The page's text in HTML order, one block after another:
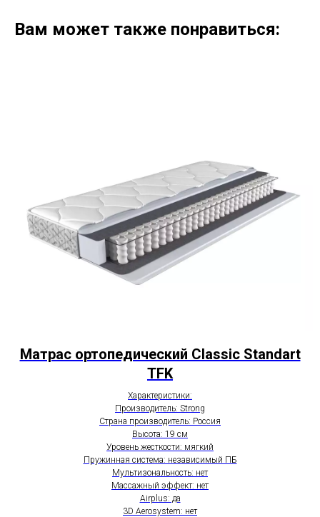
Вам может также понравиться:
Матрас ортопедический Classic Standart
TFK
Характеристики:
Производитель: Strong
Страна производитель: Россия
Высота: 19 см
Уровень жесткости: мягкий
Пружинная система: независимый ПБ
Мультизональность: нет
Массажный эффект: нет
Airplus: да
3D Aerosystem: нет